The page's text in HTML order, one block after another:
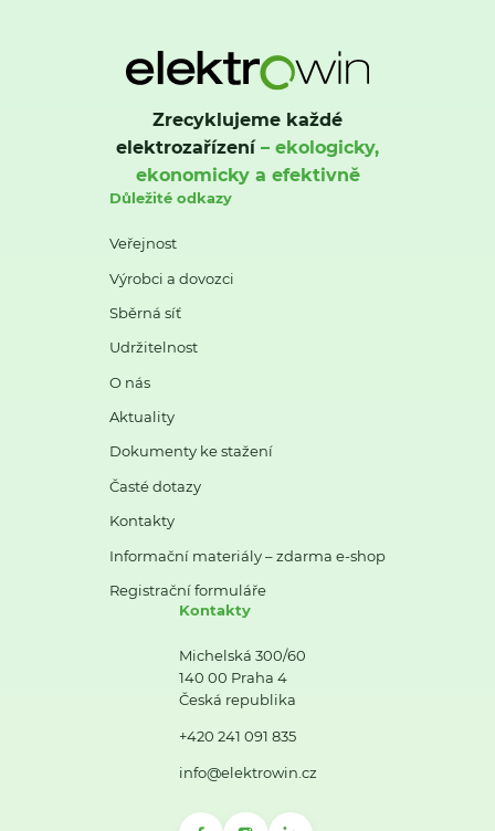
Zrecyklujeme každé
elektrozařízení– ekologicky,
ekonomicky a efektivně
Důležité odkazy
Veřejnost
Výrobci a dovozci
Sběrná síť
Udržitelnost
O nás
Aktuality
Dokumenty ke stažení
Časté dotazy
Kontakty
Informační materiály – zdarma e-shop
Registrační formuláře
Kontakty
Michelská 300/60
140 00 Praha 4
Česká republika
+420 241 091 835
info@elektrowin.cz